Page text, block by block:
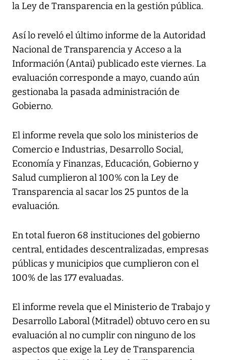
la Ley de Transparencia en la gestión pública.
Así lo reveló el último informe de la Autoridad
Nacional de Transparencia y Acceso a la
Información (Antai) publicado este viernes. La
evaluación corresponde a mayo, cuando aún
gestionaba la pasada administración de
Gobierno.
El informe revela que solo los ministerios de
Comercio e Industrias, Desarrollo Social,
Economía y Finanzas, Educación, Gobierno y
Salud cumplieron al 100% con la Ley de
Transparencia al sacar los 25 puntos de la
evaluación.
En total fueron 68 instituciones del gobierno
central, entidades descentralizadas, empresas
públicas y municipios que cumplieron con el
100% de las 177 evaluadas.
El informe revela que el Ministerio de Trabajo y
Desarrollo Laboral (Mitradel) obtuvo cero en su
evaluación al no cumplir con ninguno de los
aspectos que exige la Ley de Transparencia